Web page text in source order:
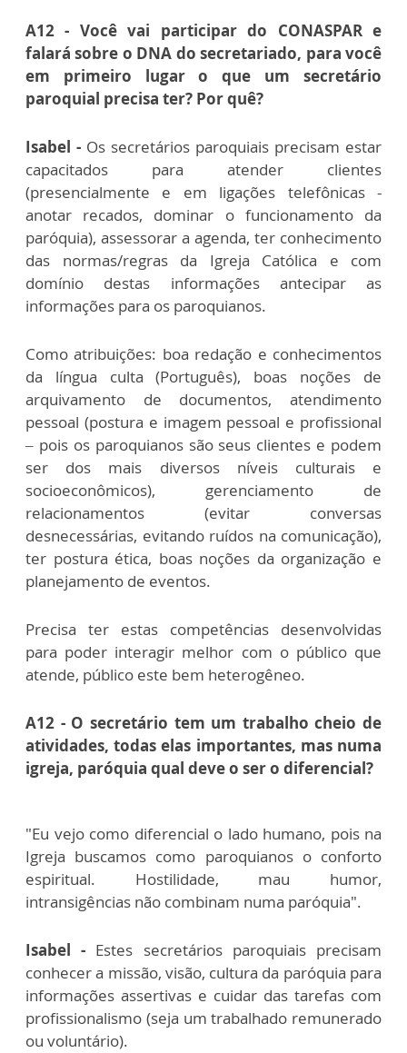
A12 - Você vai participar do CONASPAR e
falará sobre o DNA do secretariado, para você
em primeiro lugar o que um secretário
paroquial precisa ter? Por quê?
Isabel - Os secretários paroquiais precisam estar
capacitados para atender clientes
(presencialmente e em ligações telefônicas -
anotar recados, dominar o funcionamento da
paróquia), assessorar a agenda, ter conhecimento
das normas/regras da Igreja Católica e com
domínio destas informações antecipar as
informações para os paroquianos.
Como atribuições: boa redação e conhecimentos
da língua culta (Português), boas noções de
arquivamento de documentos, atendimento
pessoal (postura e imagem pessoal e profissional
– pois os paroquianos são seus clientes e podem
ser dos mais diversos níveis culturais e
socioeconômicos), gerenciamento de
relacionamentos (evitar conversas
desnecessárias, evitando ruídos na comunicação),
ter postura ética, boas noções da organização e
planejamento de eventos.
Precisa ter estas competências desenvolvidas
para poder interagir melhor com o público que
atende, público este bem heterogêneo.
A12 - O secretário tem um trabalho cheio de
atividades, todas elas importantes, mas numa
igreja, paróquia qual deve o ser o diferencial?
"Eu vejo como diferencial o lado humano, pois na
Igreja buscamos como paroquianos o conforto
espiritual. Hostilidade, mau humor,
intransigências não combinam numa paróquia".
Isabel - Estes secretários paroquiais precisam
conhecer a missão, visão, cultura da paróquia para
informações assertivas e cuidar das tarefas com
profissionalismo (seja um trabalhado remunerado
ou voluntário).